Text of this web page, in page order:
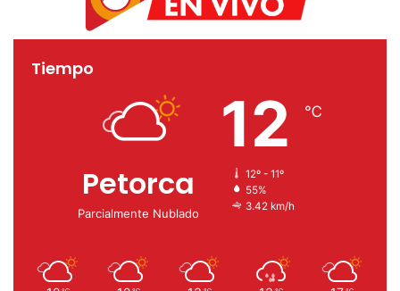
Tiempo
Petorca
Parcialmente Nublado
12 ℃
12º - 11º
55%
3.42 km/h